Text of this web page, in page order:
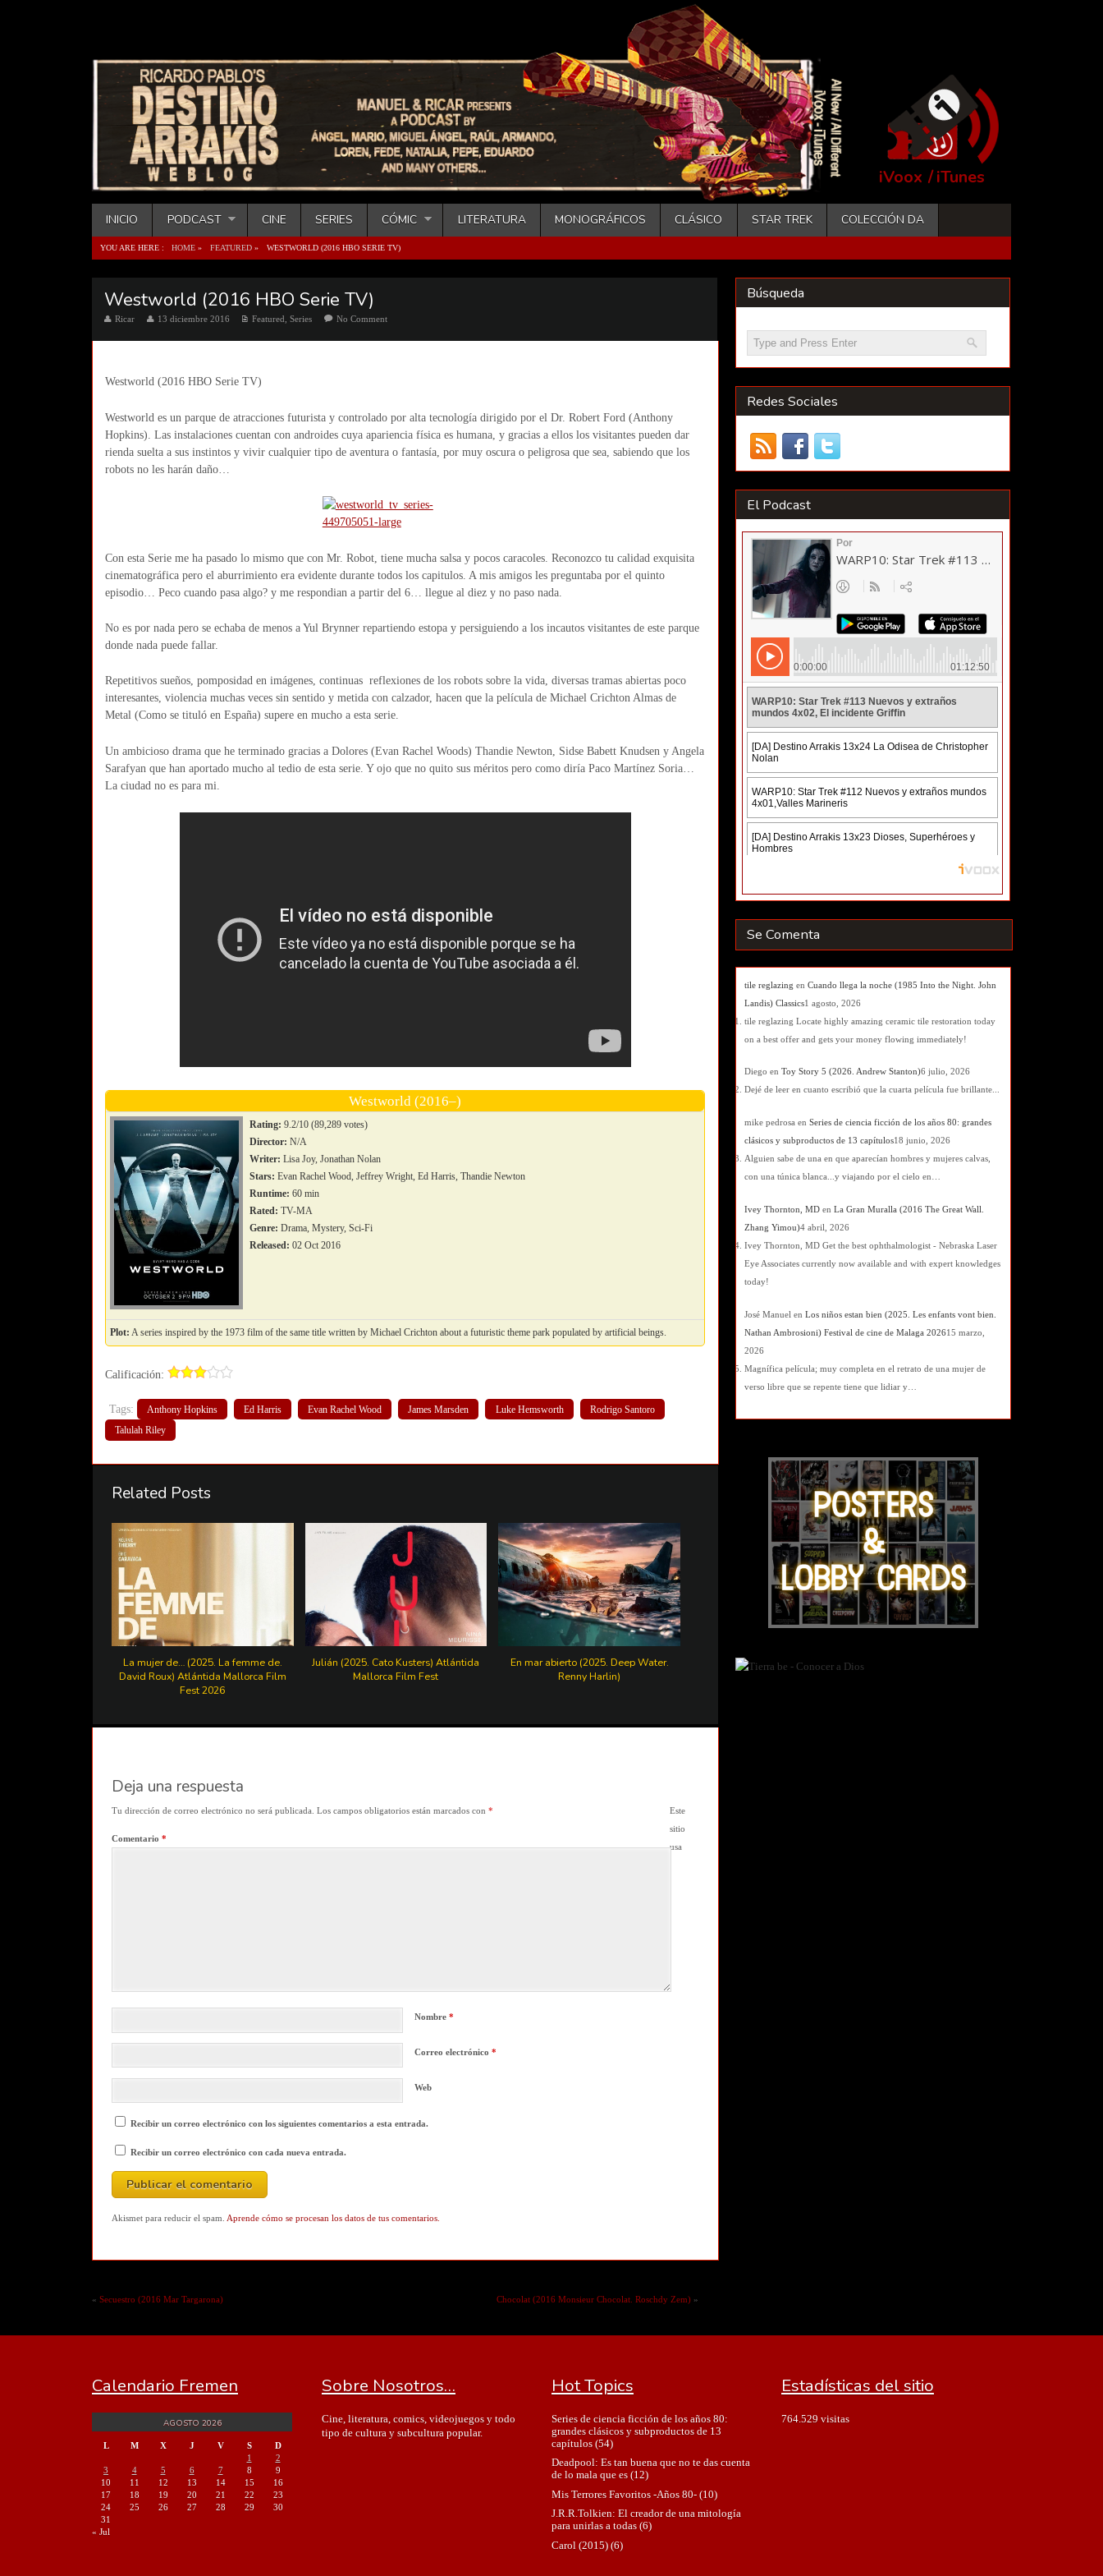
iVoox /iTunes
INICIO PODCAST CINE SERIES CÓMIC LITERATURA MONOGRÁFICOS CLÁSICO STAR TREK COLECCIÓN DA
YOU ARE HERE : HOME » FEATURED» WESTWORLD (2016 HBO SERIE TV)
Westworld (2016 HBO Serie TV)
Ricar 13 diciembre 2016 Featured ,Series No Comment
Westworld (2016 HBO Serie TV)
Westworld es un parque de atracciones futurista y controlado por alta tecnología dirigido por el Dr. Robert Ford (Anthony
Hopkins). Las instalaciones cuentan con androides cuya apariencia física es humana, y gracias a ellos los visitantes pueden dar
rienda suelta a sus instintos y vivir cualquier tipo de aventura o fantasía, por muy oscura o peligrosa que sea, sabiendo que los
robots no les harán daño…
Con esta Serie me ha pasado lo mismo que con Mr. Robot, tiene mucha salsa y pocos caracoles. Reconozco tu calidad exquisita
cinematográfica pero el aburrimiento era evidente durante todos los capitulos. A mis amigos les preguntaba por el quinto
episodio… Peco cuando pasa algo? y me respondian a partir del 6… llegue al diez y no paso nada.
No es por nada pero se echaba de menos a Yul Brynner repartiendo estopa y persiguiendo a los incautos visitantes de este parque
donde nada puede fallar.
Repetitivos sueños, pomposidad en imágenes, continuas reflexiones de los robots sobre la vida, diversas tramas abiertas poco
interesantes, violencia muchas veces sin sentido y metida con calzador, hacen que la película de Michael Crichton Almas de
Metal (Como se tituló en España) supere en mucho a esta serie.
Un ambicioso drama que he terminado gracias a Dolores (Evan Rachel Woods) Thandie Newton, Sidse Babett Knudsen y Angela
Sarafyan que han aportado mucho al tedio de esta serie. Y ojo que no quito sus méritos pero como diría Paco Martínez Soria…
La ciudad no es para mi.
Westworld (2016–)
Rating: 9.2/10 (89,289 votes)
Director: N/A
Writer: Lisa Joy, Jonathan Nolan
Stars: Evan Rachel Wood, Jeffrey Wright, Ed Harris, Thandie Newton
Runtime: 60 min
Rated: TV-MA
Genre: Drama, Mystery, Sci-Fi
Released: 02 Oct 2016
Plot: A series inspired by the 1973 film of the same title written by Michael Crichton about a futuristic theme park populated by artificial beings.
Calificación:
Tags: Anthony Hopkins Ed Harris Evan Rachel Wood James Marsden Luke Hemsworth
Rodrigo Santoro
Talulah Riley
Related Posts
La mujer de… (2025. La femme de.
David Roux) Atlántida Mallorca Film
Fest 2026
Julián (2025. Cato Kusters) Atlántida
Mallorca Film Fest
En mar abierto (2025. Deep Water.
Renny Harlin)
Deja una respuesta
Tu dirección de correo electrónico no será publicada. Los campos obligatorios están marcados con *
Comentario *
Nombre *
Correo electrónico *
Web
Recibir un correo electrónico con los siguientes comentarios a esta entrada.
Recibir un correo electrónico con cada nueva entrada.
Este
sitio
usa
Akismet para reducir el spam. Aprende cómo se procesan los datos de tus comentarios.
« Secuestro (2016 Mar Targarona) Chocolat (2016 Monsieur Chocolat. Roschdy Zem)»
Búsqueda
Redes Sociales
El Podcast
Se Comenta
tile reglazing en Cuando llega la noche (1985 Into the Night. John
Landis) Classics1 agosto, 2026
tile reglazing Locate highly amazing ceramic tile restoration today
on a best offer and gets your money flowing immediately!
Diego en Toy Story 5 (2026. Andrew Stanton)6 julio, 2026
Dejé de leer en cuanto escribió que la cuarta película fue brillante...
mike pedrosa en Series de ciencia ficción de los años 80: grandes
clásicos y subproductos de 13 capítulos18 junio, 2026
Alguien sabe de una en que aparecían hombres y mujeres calvas,
con una túnica blanca...y viajando por el cielo en…
Ivey Thornton, MD en La Gran Muralla (2016 The Great Wall.
Zhang Yimou)4 abril, 2026
Ivey Thornton, MD Get the best ophthalmologist - Nebraska Laser
Eye Associates currently now available and with expert knowledges
today!
José Manuel en Los niños estan bien (2025. Les enfants vont bien.
Nathan Ambrosioni) Festival de cine de Malaga 202615 marzo,
2026
Magnífica película; muy completa en el retrato de una mujer de
verso libre que se repente tiene que lidiar y…
Calendario Fremen
AGOSTO 2026
L M X J V S
D
1
2
3
4 5 6 7 8
9
10
11 12 13 14 15
16
17
18 19 20 21 22
23
24
25 26 27 28 29
30
31
« Jul
Sobre Nosotros…
Cine, literatura, comics, videojuegos y todo
tipo de cultura y subcultura popular.
Hot Topics
Series de ciencia ficción de los años 80:
grandes clásicos y subproductos de 13
capítulos(54)
Deadpool: Es tan buena que no te das cuenta
de lo mala que es(12)
Mis Terrores Favoritos -Años 80-(10)
J.R.R.Tolkien: El creador de una mitología
para unirlas a todas(6)
Carol (2015)(6)
Estadísticas del sitio
764.529 visitas